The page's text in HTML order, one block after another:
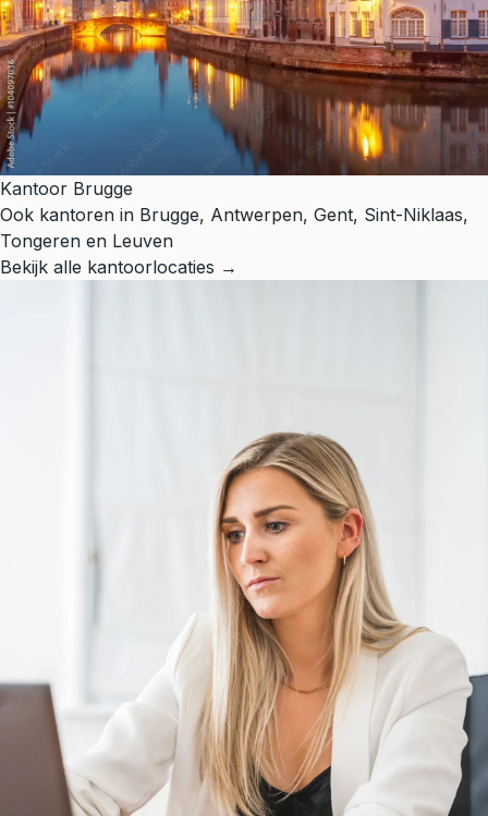
Kantoor Brugge
Ook kantoren in Brugge, Antwerpen, Gent, Sint-Niklaas,
Tongeren en Leuven
Bekijk alle kantoorlocaties →